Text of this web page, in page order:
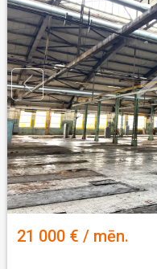
21 000 € / mēn.